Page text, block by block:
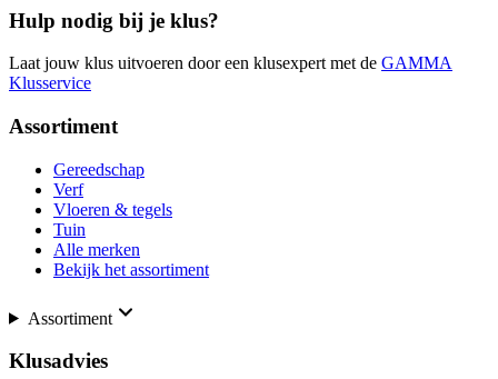
Hulp nodig bij je klus?
Laat jouw klus uitvoeren door een klusexpert met de GAMMA
Klusservice
Assortiment
Gereedschap
Verf
Vloeren & tegels
Tuin
Alle merken
Bekijk het assortiment
Assortiment
Klusadvies